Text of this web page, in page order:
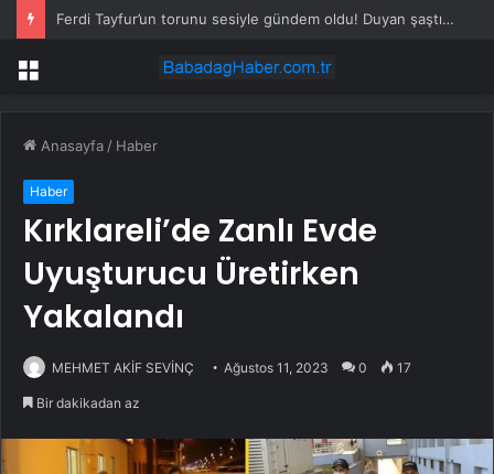
Ferdi Tayfur’un torunu sesiyle gündem oldu! Duyan şaştı kaldı
Menü
Anasayfa / Haber
Haber
Kırklareli’de Zanlı Evde
Uyuşturucu Üretirken
Yakalandı
MEHMET AKİF SEVİNÇ Ağustos 11, 2023 0 17
Bir dakikadan az